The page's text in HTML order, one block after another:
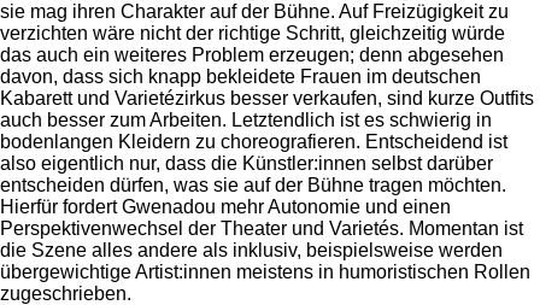
sie mag ihren Charakter auf der Bühne. Auf Freizügigkeit zu
verzichten wäre nicht der richtige Schritt, gleichzeitig würde
das auch ein weiteres Problem erzeugen; denn abgesehen
davon, dass sich knapp bekleidete Frauen im deutschen
Kabarett und Varietézirkus besser verkaufen, sind kurze Outfits
auch besser zum Arbeiten. Letztendlich ist es schwierig in
bodenlangen Kleidern zu choreografieren. Entscheidend ist
also eigentlich nur, dass die Künstler:innen selbst darüber
entscheiden dürfen, was sie auf der Bühne tragen möchten.
Hierfür fordert Gwenadou mehr Autonomie und einen
Perspektivenwechsel der Theater und Varietés. Momentan ist
die Szene alles andere als inklusiv, beispielsweise werden
übergewichtige Artist:innen meistens in humoristischen Rollen
zugeschrieben.